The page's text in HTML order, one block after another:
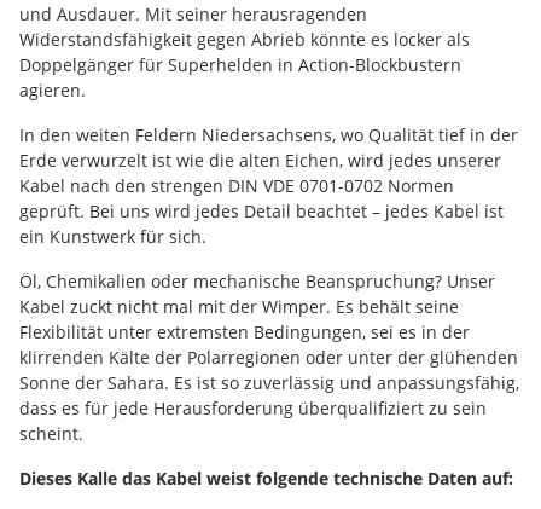
und Ausdauer. Mit seiner herausragenden
Widerstandsfähigkeit gegen Abrieb könnte es locker als
Doppelgänger für Superhelden in Action-Blockbustern
agieren.
In den weiten Feldern Niedersachsens, wo Qualität tief in der
Erde verwurzelt ist wie die alten Eichen, wird jedes unserer
Kabel nach den strengen DIN VDE 0701-0702 Normen
geprüft. Bei uns wird jedes Detail beachtet – jedes Kabel ist
ein Kunstwerk für sich.
Öl, Chemikalien oder mechanische Beanspruchung? Unser
Kabel zuckt nicht mal mit der Wimper. Es behält seine
Flexibilität unter extremsten Bedingungen, sei es in der
klirrenden Kälte der Polarregionen oder unter der glühenden
Sonne der Sahara. Es ist so zuverlässig und anpassungsfähig,
dass es für jede Herausforderung überqualifiziert zu sein
scheint.
Dieses Kalle das Kabel weist folgende technische Daten auf: